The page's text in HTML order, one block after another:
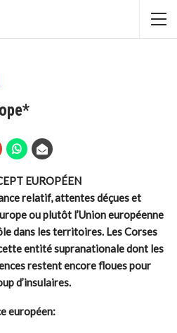
EUROPÉEN
relatif, attentes déçues et
ou plutôt l’Union européenne
dans les territoires. Les Corses
entité supranationale dont les
restent encore floues pour
d’insulaires.
européen: